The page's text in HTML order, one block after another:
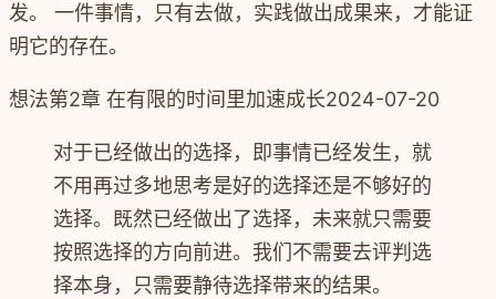
发。 一件事情，只有去做，实践做出成果来，才能证
明它的存在。
想法第2章 在有限的时间里加速成长2024-07-20
对于已经做出的选择，即事情已经发生，就
不用再过多地思考是好的选择还是不够好的
选择。既然已经做出了选择，未来就只需要
按照选择的方向前进。我们不需要去评判选
择本身，只需要静待选择带来的结果。